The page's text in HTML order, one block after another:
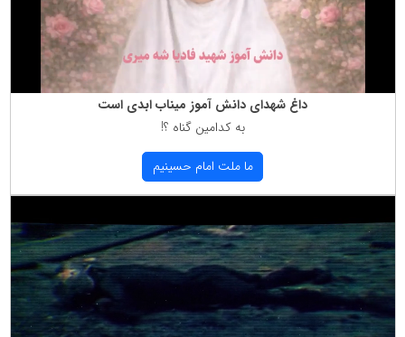
داغ شهدای دانش آموز میناب ابدی است
به كدامین گناه ؟!
ما ملت امام حسینیم